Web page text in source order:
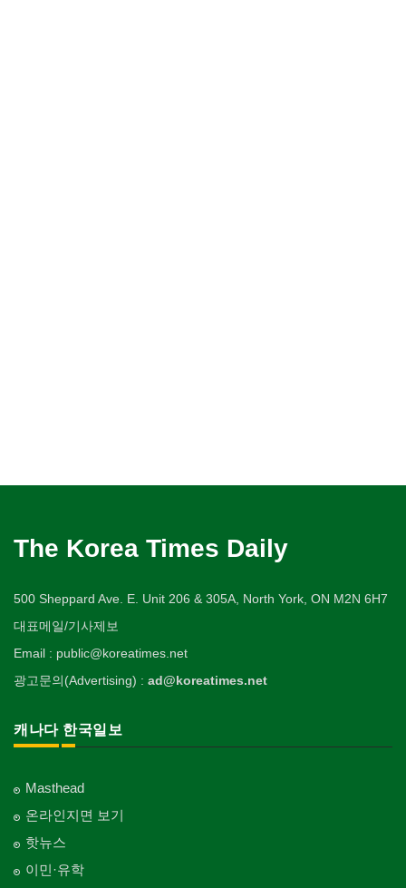
The Korea Times Daily
500 Sheppard Ave. E. Unit 206 & 305A, North York, ON M2N 6H7
대표메일/기사제보
Email : public@koreatimes.net
광고문의(Advertising) : ad@koreatimes.net
캐나다 한국일보
Masthead
온라인지면 보기
핫뉴스
이민·유학